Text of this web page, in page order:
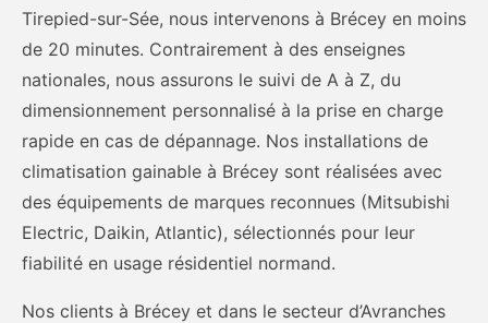
Tirepied-sur-Sée, nous intervenons à Brécey en moins
de 20 minutes. Contrairement à des enseignes
nationales, nous assurons le suivi de A à Z, du
dimensionnement personnalisé à la prise en charge
rapide en cas de dépannage. Nos installations de
climatisation gainable à Brécey sont réalisées avec
des équipements de marques reconnues (Mitsubishi
Electric, Daikin, Atlantic), sélectionnés pour leur
fiabilité en usage résidentiel normand.
Nos clients à Brécey et dans le secteur d’Avranches